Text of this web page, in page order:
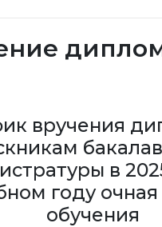
вручения
в
году
обучения